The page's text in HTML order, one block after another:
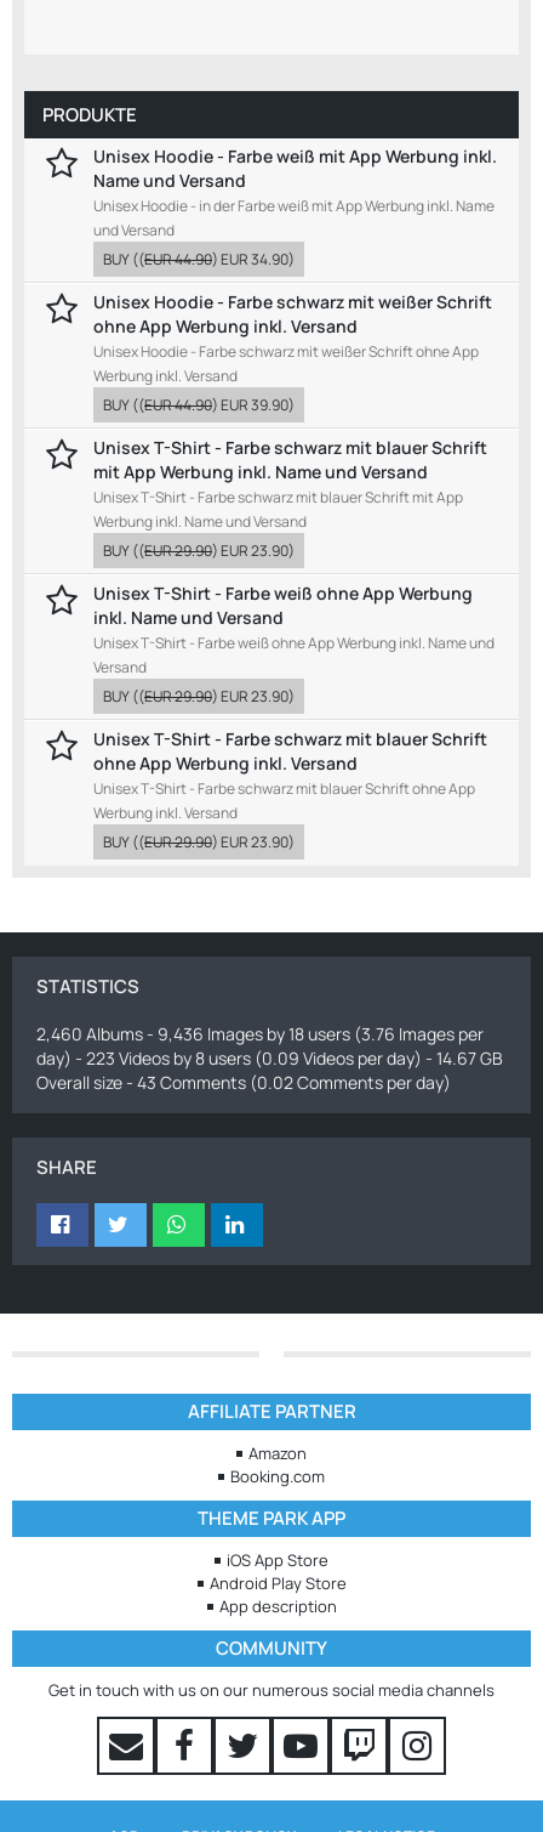
PRODUKTE
Unisex Hoodie - Farbe weiß mit App Werbung inkl.
Name und Versand
Unisex Hoodie - in der Farbe weiß mit App Werbung inkl. Name
und Versand
BUY((EUR 44.90)EUR 34.90)
Unisex Hoodie - Farbe schwarz mit weißer Schrift
ohne App Werbung inkl. Versand
Unisex Hoodie - Farbe schwarz mit weißer Schrift ohne App
Werbung inkl. Versand
BUY((EUR 44.90)EUR 39.90)
Unisex T-Shirt - Farbe schwarz mit blauer Schrift
mit App Werbung inkl. Name und Versand
Unisex T-Shirt - Farbe schwarz mit blauer Schrift mit App
Werbung inkl. Name und Versand
BUY((EUR 29.90)EUR 23.90)
Unisex T-Shirt - Farbe weiß ohne App Werbung
inkl. Name und Versand
Unisex T-Shirt - Farbe weiß ohne App Werbung inkl. Name und
Versand
BUY((EUR 29.90)EUR 23.90)
Unisex T-Shirt - Farbe schwarz mit blauer Schrift
ohne App Werbung inkl. Versand
Unisex T-Shirt - Farbe schwarz mit blauer Schrift ohne App
Werbung inkl. Versand
BUY((EUR 29.90)EUR 23.90)
STATISTICS
2,460 Albums - 9,436 Images by 18 users (3.76 Images per
day) - 223 Videos by 8 users (0.09 Videos per day) - 14.67 GB
Overall size - 43 Comments (0.02 Comments per day)
SHARE
AFFILIATE PARTNER
Amazon
Booking.com
THEME PARK APP
iOS App Store
Android Play Store
App description
COMMUNITY
Get in touch with us on our numerous social media channels